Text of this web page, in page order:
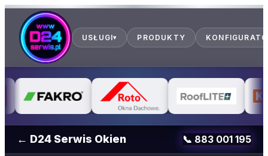
USŁUGI▾ PRODUKTY
← D24 Serwis Okien 📞 883 001 195